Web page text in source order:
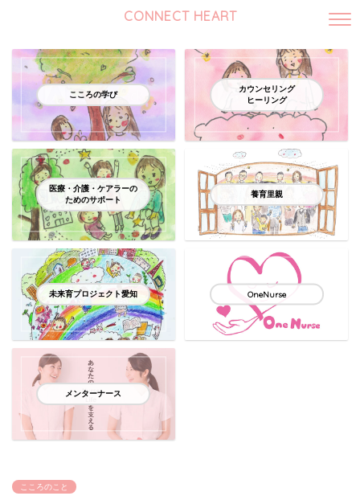
CONNECT HEART
こころの学び
カウンセリング
ヒーリング
医療・介護・ケアラーの
ためのサポート
養育里親
未来育プロジェクト愛知 OneNurse
メンターナース
こころのこと